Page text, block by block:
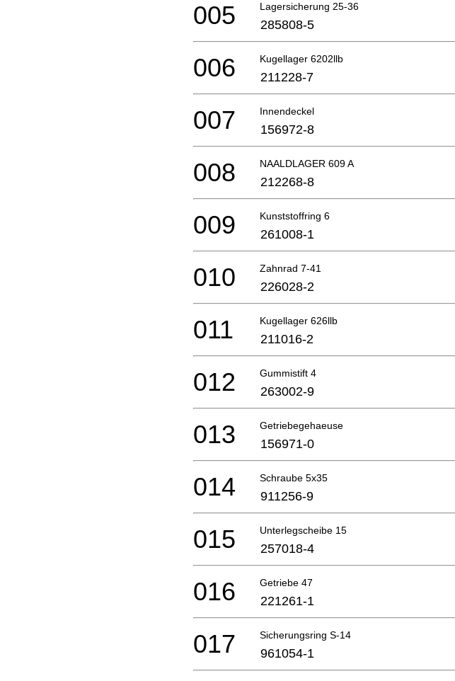
Lagersicherung 25-36
005 285808-5
Kugellager 6202llb
006 211228-7
Innendeckel
007 156972-8
NAALDLAGER 609 A
008 212268-8
Kunststoffring 6
009 261008-1
Zahnrad 7-41
010 226028-2
Kugellager 626llb
011 211016-2
Gummistift 4
012 263002-9
Getriebegehaeuse
013 156971-0
Schraube 5x35
014 911256-9
Unterlegscheibe 15
015 257018-4
Getriebe 47
016 221261-1
Sicherungsring S-14
017 961054-1